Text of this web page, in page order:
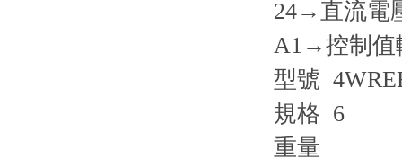
24→直流電
A1→控制值
型號
規格 6
重量